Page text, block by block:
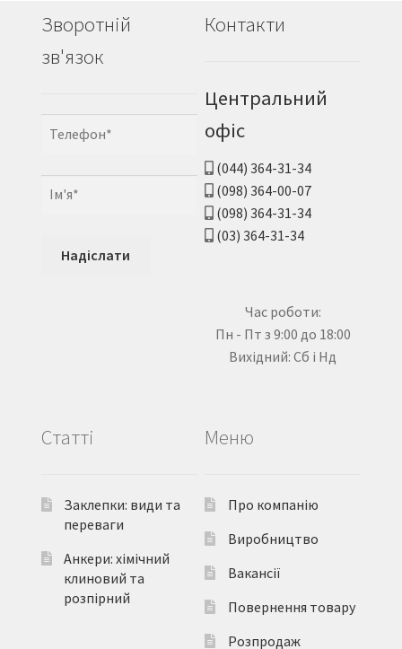
Зворотній
зв'язок
Контакти
Центральний
офіс
(044) 364-31-34
(098) 364-00-07
(098) 364-31-34
(03) 364-31-34
Час роботи:
Пн - Пт з 9:00 до 18:00
Вихідний: Сб і Нд
Статті
Заклепки: види та
переваги
Анкери: хімічний
клиновий та
розпірний
Меню
Про компанію
Виробництво
Вакансії
Повернення товару
Розпродаж